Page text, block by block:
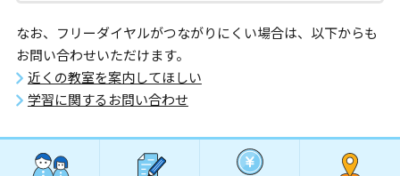
なお、フリーダイヤルがつながりにくい場合は、以下からも
お問い合わせいただけます。
近くの教室を案内してほしい
学習に関するお問い合わせ